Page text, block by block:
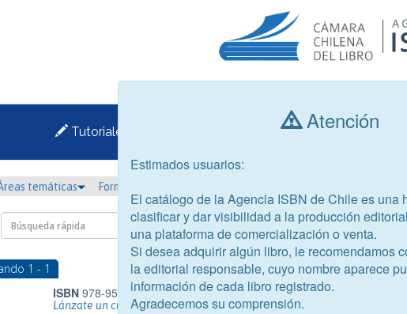
Tutoriales Consultar libros
temáticas Formato
1 - 1
ISBN 978-956-8835-84-2
Lánzate un cuento con las lanzas
Atención
Estimados usuarios:
El catálogo de la Agencia ISBN de Chile es una
clasificar y dar visibilidad a la producción
una plataforma de comercialización o venta.
Si desea adquirir algún libro, le recomendamos
la editorial responsable, cuyo nombre aparece
información de cada libro registrado.
Agradecemos su comprensión.